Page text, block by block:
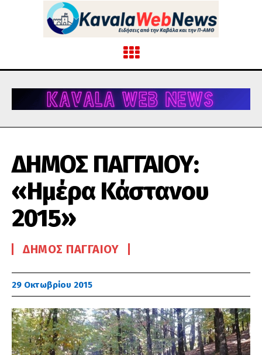
ΔΗΜΟΣ ΠΑΓΓΑΙΟΥ:
«Ημέρα Κάστανου
2015»
ΔΉΜΟΣ ΠΑΓΓΑΊΟΥ
29 Οκτωβρίου 2015